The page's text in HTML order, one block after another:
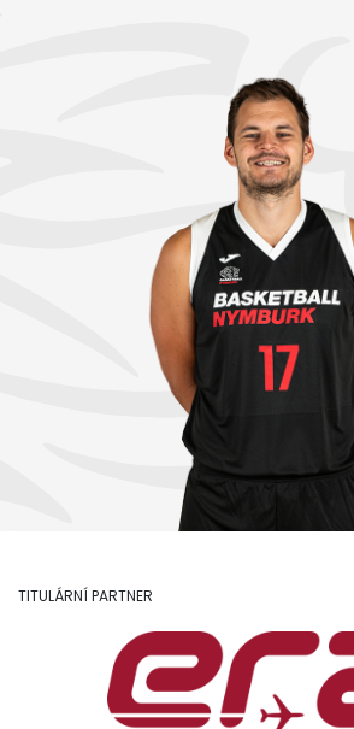
TITULÁRNÍ PARTNER